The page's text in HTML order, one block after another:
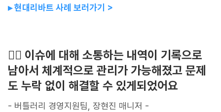
▸ 현대리바트 사례 보러가기 >
🙆‍♀️ 이슈에 대해 소통하는 내역이 기록으로
남아서 체계적으로 관리가 가능해졌고 문제
도 누락 없이 해결할 수 있게되었어요
- 버틀러리 경영지원팀, 장현진 매니저 -